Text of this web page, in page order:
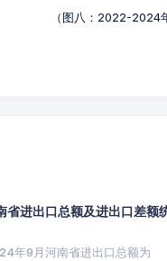
（图八：2022-2024
进出口总额及进出口差额
年9月河南省进出口总额为